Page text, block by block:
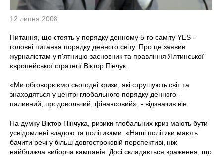
12 липня 2008
Питання, що стоять у порядку денному 5-го саміту YES -
головні питання порядку денного світу. Про це заявив
журналістам у п'ятницю засновник та правління Ялтинської
європейської стратегії Віктор Пінчук.
«Ми обговорюємо сьогодні кризи, які струшують світ та
знаходяться у центрі глобального порядку денного -
паливний, продовольчий, фінансовий», - відзначив він.
На думку Віктор Пінчука, ризики глобальних криз мають бути
усвідомлені владою та політиками. «Наші політики мають
бачити речі у більш довгостроковій перспективі, ніж
найближча виборча кампанія. Досі складається враження, що